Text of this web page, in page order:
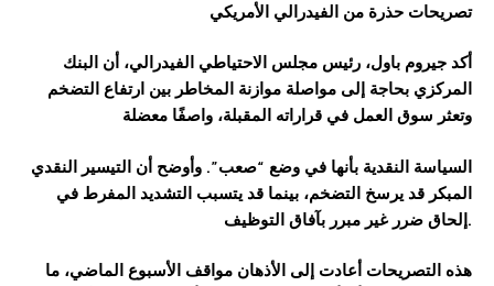
تصريحات حذرة من الفيدرالي الأمريكي
أكد جيروم باول، رئيس مجلس الاحتياطي الفيدرالي، أن البنك
المركزي بحاجة إلى مواصلة موازنة المخاطر بين ارتفاع التضخم
وتعثر سوق العمل في قراراته المقبلة، واصفًا معضلة
السياسة النقدية بأنها في وضع “صعب”. وأوضح أن التيسير النقدي
المبكر قد يرسخ التضخم، بينما قد يتسبب التشديد المفرط في
إلحاق ضرر غير مبرر بآفاق التوظيف.
هذه التصريحات أعادت إلى الأذهان مواقف الأسبوع الماضي، ما